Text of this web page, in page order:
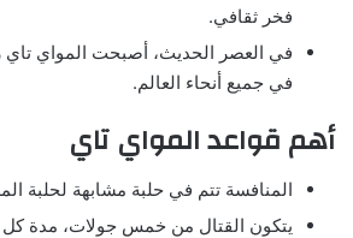
فخر ثقافي.
في العصر الحديث، أصبحت المواي تاي
في جميع أنحاء العالم.
أهم قواعد المواي تاي
المنافسة تتم في حلبة مشابهة لحلبة
يتكون القتال من خمس جولات، مدة كل